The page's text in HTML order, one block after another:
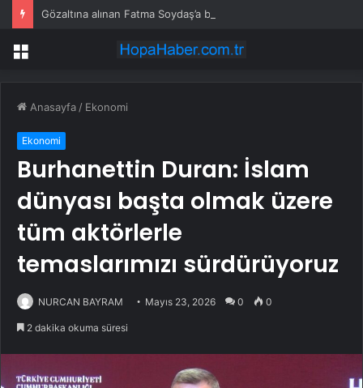
Gözaltına alınan Fatma Soydaş’a bir darbe daha
Menü
Anasayfa / Ekonomi
Ekonomi
Burhanettin Duran: İslam
dünyası başta olmak üzere
tüm aktörlerle
temaslarımızı sürdürüyoruz
NURCAN BAYRAM Mayıs 23, 2026 0 0
2 dakika okuma süresi